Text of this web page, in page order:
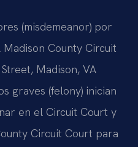
(misdemeanor) por
County Circuit
Madison, VA
graves (felony) inician
en el Circuit Court y
Circuit Court para